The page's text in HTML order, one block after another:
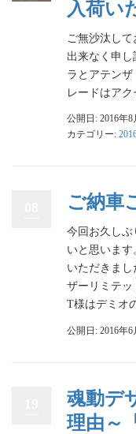
入荷い
ご無沙汰し
出来なく申
ラとアテン
レードはア
公開日: 2016年8
カテゴリー:
ご納車
今回お久しぶ
いと思いま
いただきま
ザーリミテッ
T様はデミオ
公開日: 2016年6
魂動デ
理由～